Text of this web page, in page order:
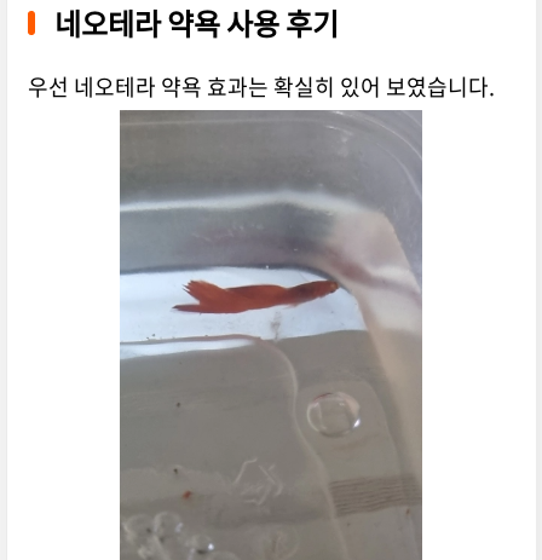
네오테라 약욕 사용 후기
우선 네오테라 약욕 효과는 확실히 있어 보였습니다.